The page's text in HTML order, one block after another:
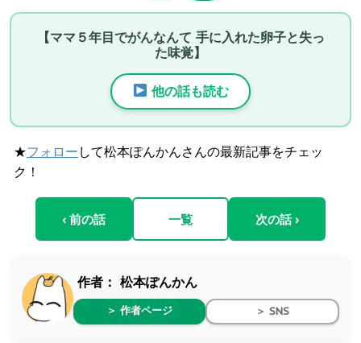
【ママ５年目でがんなんて 手に入れた卵子と失っ
た味覚】
他の話も読む
★フォロー して松本ぽんかんさんの最新記事をチェッ
ク！
‹ 前の話 一覧 次の話 ›
作者： 松本ぽんかん
＞ 作者ページ ＞ SNS